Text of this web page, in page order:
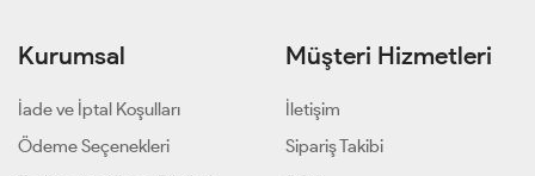
Kurumsal
İade ve İptal Koşulları
Ödeme Seçenekleri
Müşteri Hizmetleri
İletişim
Sipariş Takibi